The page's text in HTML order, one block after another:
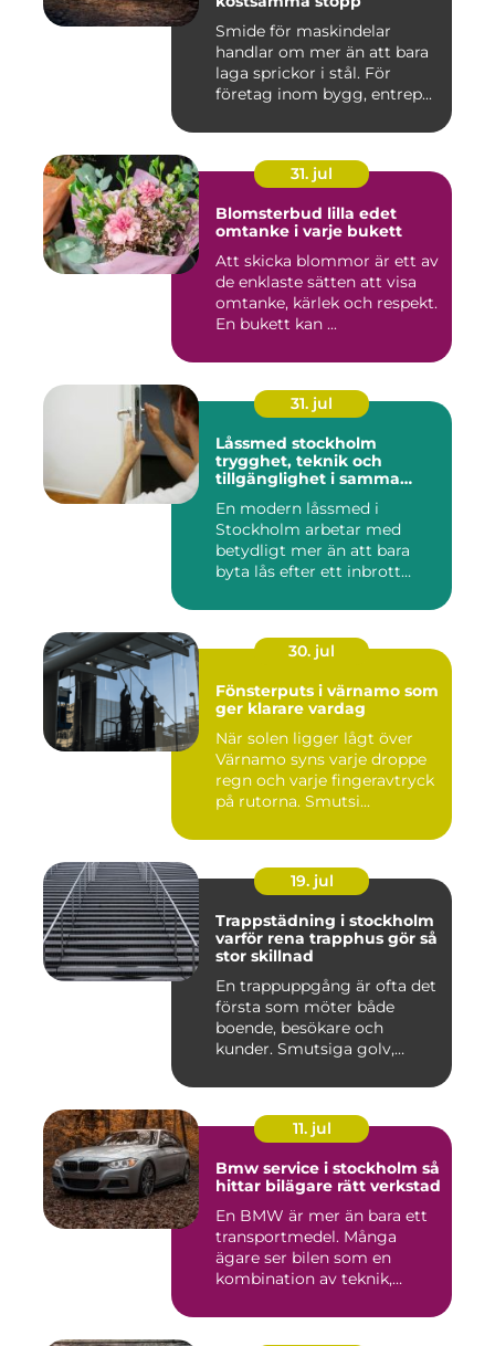
Smide för maskindelar
handlar om mer än att bara
laga sprickor i stål. För
företag inom bygg, entrep...
31. jul
Blomsterbud lilla edet
omtanke i varje bukett
Att skicka blommor är ett av
de enklaste sätten att visa
omtanke, kärlek och respekt.
En bukett kan ...
31. jul
Låssmed stockholm
trygghet, teknik och
tillgänglighet i samma
En modern låssmed i
Stockholm arbetar med
betydligt mer än att bara
byta lås efter ett inbrott
30. jul
Fönsterputs i värnamo som
ger klarare vardag
När solen ligger lågt över
Värnamo syns varje droppe
regn och varje fingeravtryck
på rutorna. Smutsi...
19. jul
Trappstädning i stockholm
varför rena trapphus gör så
stor skillnad
En trappuppgång är ofta det
första som möter både
boende, besökare och
kunder. Smutsiga golv,
11. jul
Bmw service i stockholm så
hittar bilägare rätt verkstad
En BMW är mer än bara ett
transportmedel. Många
ägare ser bilen som en
kombination av teknik,